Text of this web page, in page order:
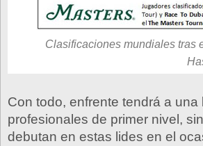
Clasificaciones mundiales tras
Con todo, enfrente tendrá a
profesionales de primer nivel,
debutan en estas lides en el